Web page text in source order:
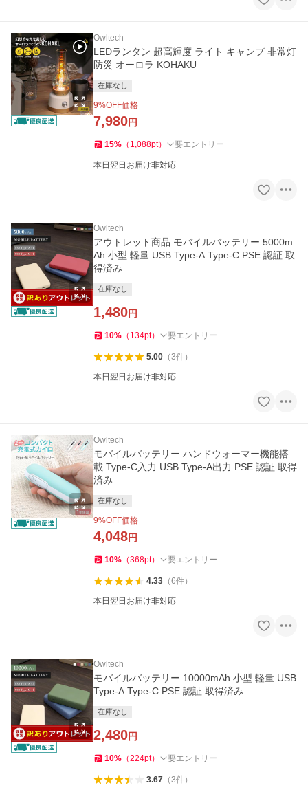
Owltech
LEDランタン 超高輝度 ライト キャンプ 非常灯
防災 オーロラ KOHAKU
在庫なし
9%OFF価格
7,980円
15% （ 1,088pt） 要エントリー
本日翌日お届け非対応
Owltech
アウトレット商品 モバイルバッテリー 5000m
Ah 小型 軽量 USB Type-A Type-C PSE 認証 取
得済み
在庫なし
1,480円
10% （ 134pt） 要エントリー
5.00（3件）
本日翌日お届け非対応
Owltech
モバイルバッテリー ハンドウォーマー機能搭
載 Type-C入力 USB Type-A出力 PSE 認証 取得
済み
在庫なし
9%OFF価格
4,048円
10% （368pt） 要エントリー
4.33（6件）
本日翌日お届け非対応
Owltech
モバイルバッテリー 10000mAh 小型 軽量 USB
Type-A Type-C PSE 認証 取得済み
在庫なし
2,480円
10% （224pt） 要エントリー
3.67（3件）